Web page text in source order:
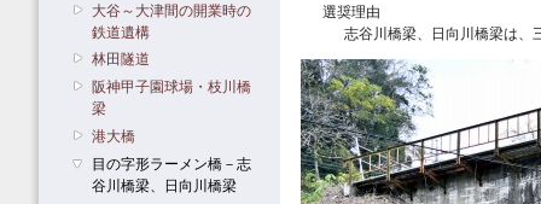
大谷～大津間の開業時の
鉄道遺構
林田隧道
阪神甲子園球場・枝川橋
梁
港大橋
目の字形ラーメン橋－志
谷川橋梁、日向川橋梁
選奨理由
志谷川橋梁、日向川橋梁は、